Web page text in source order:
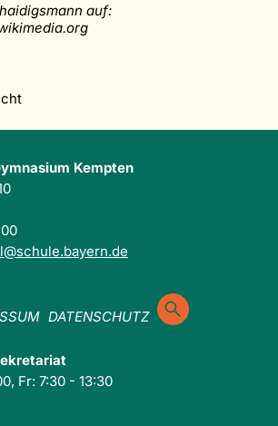
auf:
Kempten
DATENSCHUTZ
Fr: 7:30 - 13:30